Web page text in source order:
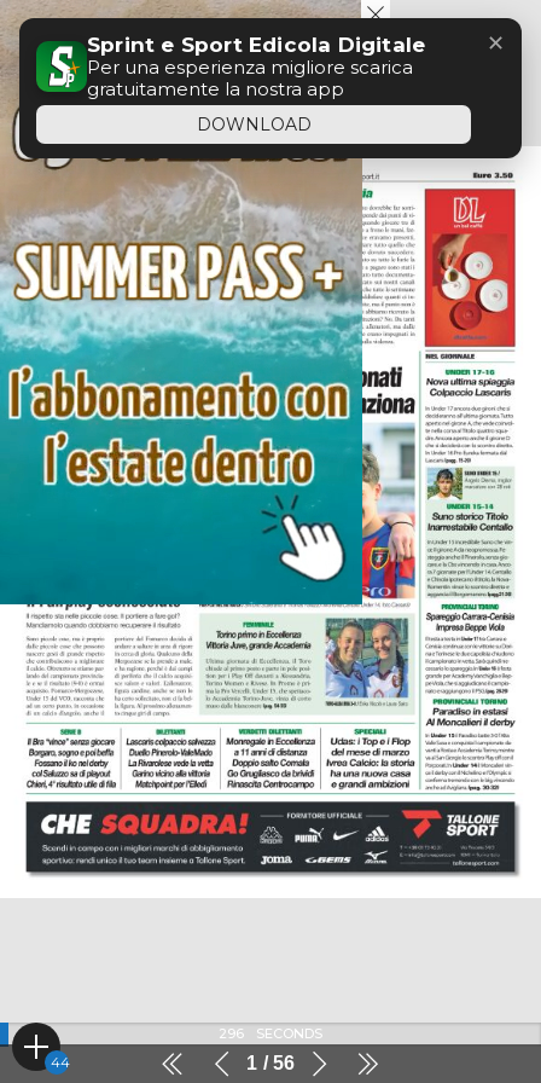
44 1 56
296 SECONDS
Sprint e Sport Edicola Digitale
Per una esperienza migliore scarica
gratuitamente la nostra app
DOWNLOAD
✕
Menu